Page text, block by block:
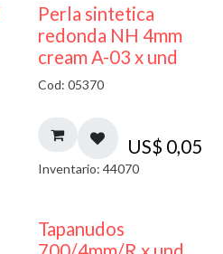
Perla sintetica
redonda NH 4mm
cream A-03 x und
Cod: 05370
US$ 0,05
Inventario: 44070
Tapanudos